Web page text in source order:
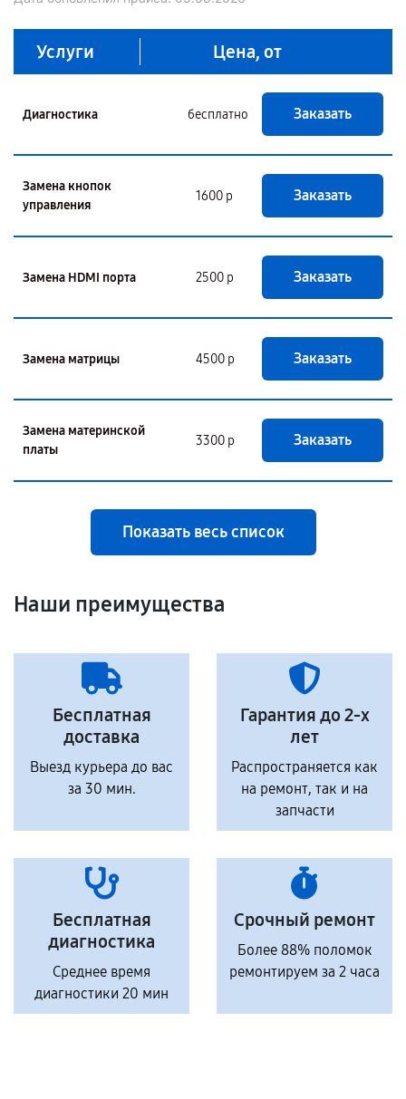
Услуги Цена, от
Диагностика бесплатно Заказать
Замена кнопок
управления
1600 р Заказать
Замена HDMI порта 2500 р Заказать
Замена матрицы 4500 р Заказать
Замена материнской
платы
3300 р Заказать
Показать весь список
Наши преимущества
Бесплатная
доставка
Выезд курьера до вас
за 30 мин.
Гарантия до 2-х
лет
Распространяется как
на ремонт, так и на
запчасти
Бесплатная
диагностика
Среднее время
диагностики 20 мин
Срочный ремонт
Более 88% поломок
ремонтируем за 2 часа